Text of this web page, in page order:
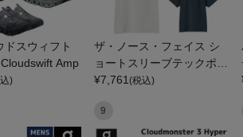
ドスウィフト
Amp
)
ザ・ノース・フェイス シ
ョートスリーブテックポロ
THE NORTH FACE
¥7,761 (税込)
9